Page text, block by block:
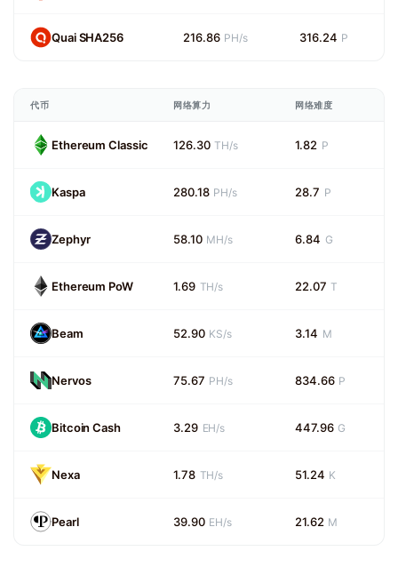
Quai SHA256 216.86 PH/s 316.24 P
代币 网络算力 网络难度
Ethereum Classic 126.30 TH/s 1.82 P
Kaspa 280.18 PH/s 28.7 P
Zephyr 58.10 MH/s 6.84 G
Ethereum PoW 1.69 TH/s 22.07 T
Beam 52.90 KS/s 3.14 M
Nervos 75.67 PH/s 834.66 P
Bitcoin Cash 3.29 EH/s 447.96 G
Nexa 1.78 TH/s 51.24 K
Pearl 39.90 EH/s 21.62 M